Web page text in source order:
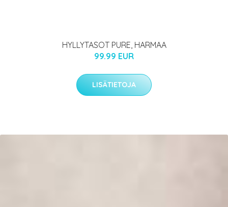
HYLLYTASOT PURE, HARMAA
99.99 EUR
LISÄTIETOJA